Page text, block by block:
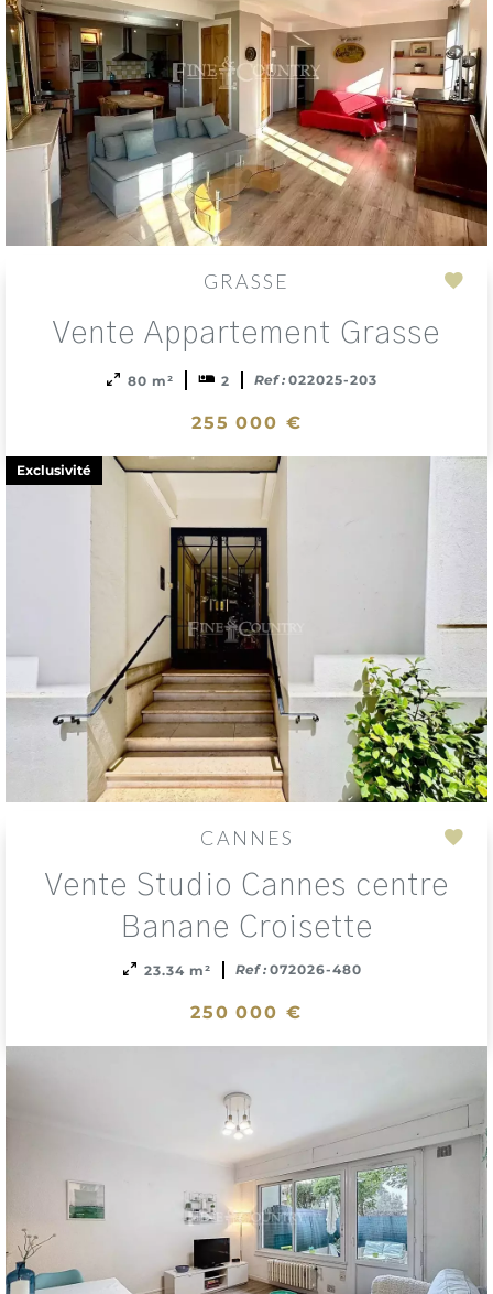
GRASSE
Vente Appartement Grasse
80 m² 2 Ref : 022025-203
255 000 €
Exclusivité
CANNES
Vente Studio Cannes centre
Banane Croisette
to
23.34 m² Ref : 072026-480
250 000 €